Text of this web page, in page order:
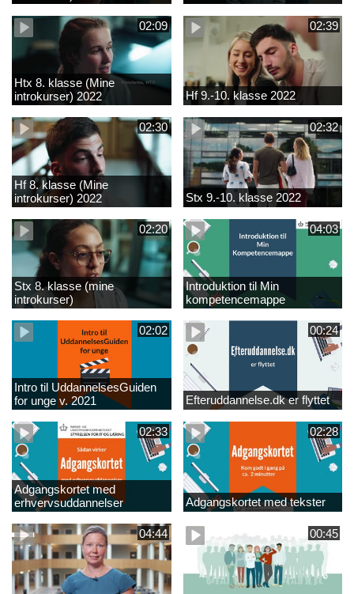
02:09
Htx 8. klasse (Mine
introkurser) 2022
02:39
Hf 9.-10. klasse 2022
02:30
Hf 8. klasse (Mine
introkurser) 2022
02:32
Stx 9.-10. klasse 2022
02:20
Stx 8. klasse (mine
introkurser)
04:03
Introduktion til Min
kompetencemappe
02:02
Intro til UddannelsesGuiden
for unge v. 2021
00:24
Efteruddannelse.dk er flyttet
02:33
Adgangskortet med
erhvervsuddannelser
02:28
Adgangskortet med tekster
04:44 00:45